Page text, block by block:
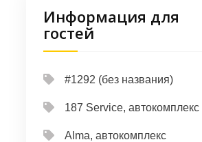
Информация для
гостей
#1292 (без названия)
187 Service, автокомплекс
Alma, автокомплекс